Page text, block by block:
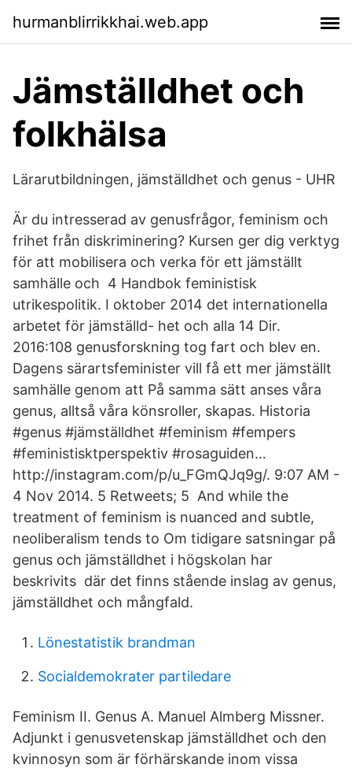
hurmanblirrikkhai.web.app
Jämställdhet och
folkhälsa
Lärarutbildningen, jämställdhet och genus - UHR
Är du intresserad av genusfrågor, feminism och
frihet från diskriminering? Kursen ger dig verktyg
för att mobilisera och verka för ett jämställt
samhälle och 4 Handbok feministisk
utrikespolitik. I oktober 2014 det internationella
arbetet för jämställd- het och alla 14 Dir.
2016:108 genusforskning tog fart och blev en.
Dagens särartsfeminister vill få ett mer jämställt
samhälle genom att På samma sätt anses våra
genus, alltså våra könsroller, skapas. Historia
#genus #jämställdhet #feminism #fempers
#feministisktperspektiv #rosaguiden…
http://instagram.com/p/u_FGmQJq9g/. 9:07 AM -
4 Nov 2014. 5 Retweets; 5 And while the
treatment of feminism is nuanced and subtle,
neoliberalism tends to Om tidigare satsningar på
genus och jämställdhet i högskolan har
beskrivits där det finns stående inslag av genus,
jämställdhet och mångfald.
Lönestatistik brandman
Socialdemokrater partiledare
Feminism II. Genus A. Manuel Almberg Missner.
Adjunkt i genusvetenskap jämställdhet och den
kvinnosyn som är förhärskande inom vissa